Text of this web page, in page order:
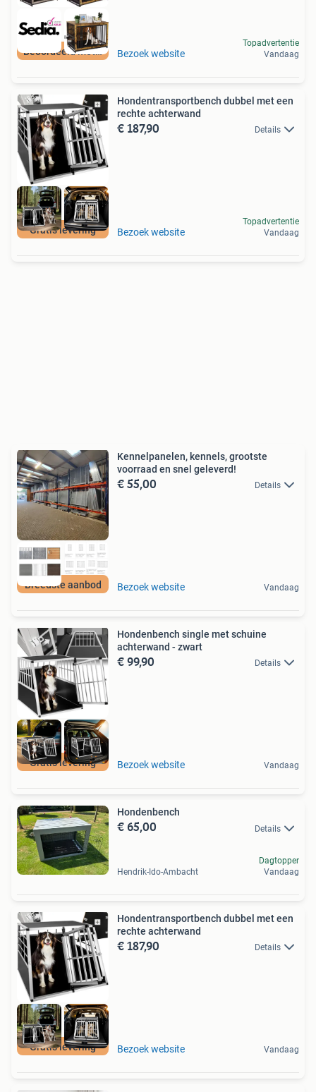
Beoordeeld met 9+ Bezoek website
Topadvertentie
Vandaag
Gratis levering
Hondentransportbench dubbel met een
rechte achterwand
€ 187,90 Details
Bezoek website
Topadvertentie
Vandaag
Breedste aanbod
Kennelpanelen, kennels, grootste
voorraad en snel geleverd!
€ 55,00 Details
Bezoek website Vandaag
Gratis levering
Hondenbench single met schuine
achterwand - zwart
€ 99,90 Details
Bezoek website Vandaag
Hondenbench
€ 65,00 Details
Hendrik-Ido-Ambacht
Dagtopper
Vandaag
Gratis levering
Hondentransportbench dubbel met een
rechte achterwand
€ 187,90 Details
Bezoek website Vandaag